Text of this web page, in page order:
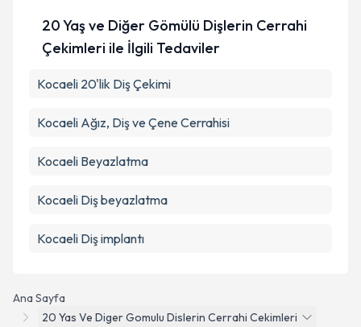
Ana Sayfa
20 Yas Ve Diger Gomulu Dislerin Cerrahi Cekimleri
20 Yaş ve Diğer Gömülü Dişlerin Cerrahi
Çekimleri ile İlgili Tedaviler
Kocaeli 20'lik Diş Çekimi
Kocaeli Ağız, Diş ve Çene Cerrahisi
Kocaeli Beyazlatma
Kocaeli Diş beyazlatma
Kocaeli Diş implantı